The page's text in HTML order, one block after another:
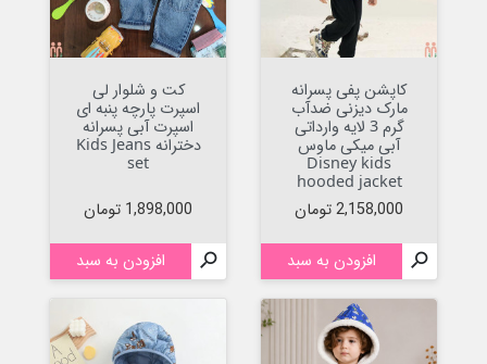
کاپشن پفی پسرانه
مارک دیزنی ضدآب
گرم 3 لایه وارداتی
آبی میکی ماوس
Disney kids
hooded jacket
قیمت
2,158,000 تومان
 افزودن به سبد
کت و شلوار لی
اسپرت پارچه پنبه ای
اسپرت آبی پسرانه
دخترانه Kids Jeans
set
قیمت
1,898,000 تومان
 افزودن به سبد